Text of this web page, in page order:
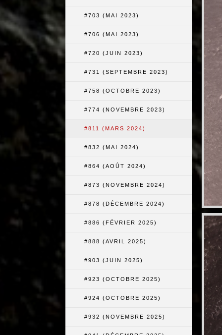
#703 (MAI 2023)
#706 (MAI 2023)
#720 (JUIN 2023)
#731 (SEPTEMBRE 2023)
#758 (OCTOBRE 2023)
#774 (NOVEMBRE 2023)
#811 (MARS 2024)
#832 (MAI 2024)
#864 (AOÛT 2024)
#873 (NOVEMBRE 2024)
#878 (DÉCEMBRE 2024)
#886 (FÉVRIER 2025)
#888 (AVRIL 2025)
#903 (JUIN 2025)
#923 (OCTOBRE 2025)
#924 (OCTOBRE 2025)
#932 (NOVEMBRE 2025)